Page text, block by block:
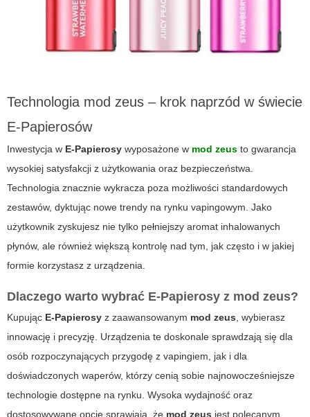
Technologia mod zeus – krok naprzód w świecie
E-Papierosów
Inwestycja w E-Papierosy wyposażone w mod zeus to gwarancja
wysokiej satysfakcji z użytkowania oraz bezpieczeństwa.
Technologia znacznie wykracza poza możliwości standardowych
zestawów, dyktując nowe trendy na rynku vapingowym. Jako
użytkownik zyskujesz nie tylko pełniejszy aromat inhalowanych
płynów, ale również większą kontrolę nad tym, jak często i w jakiej
formie korzystasz z urządzenia.
Dlaczego warto wybrać E-Papierosy z mod zeus?
Kupując E-Papierosy z zaawansowanym mod zeus, wybierasz
innowację i precyzję. Urządzenia te doskonale sprawdzają się dla
osób rozpoczynających przygodę z vapingiem, jak i dla
doświadczonych waperów, którzy cenią sobie najnowocześniejsze
technologie dostępne na rynku. Wysoka wydajność oraz
dostosowywane opcje sprawiają, że mod zeus jest polecanym